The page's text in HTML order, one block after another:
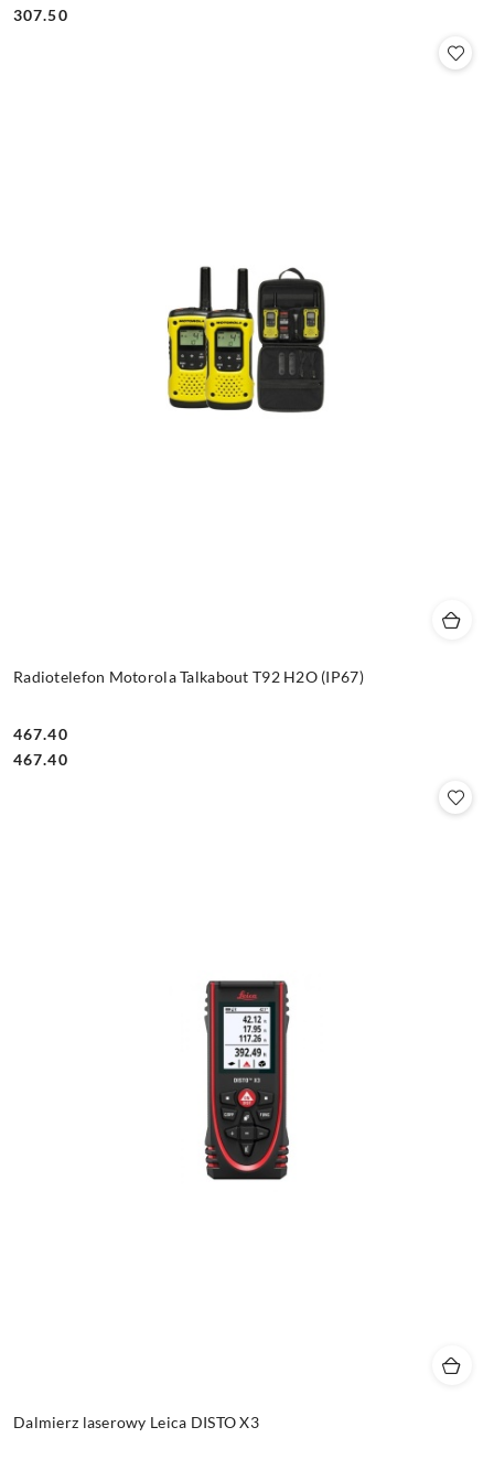
Cena:
Cena:
307.50
Radiotelefon Motorola Talkabout T92 H2O (IP67)
Cena:
467.40
Cena:
467.40
Dalmierz laserowy Leica DISTO X3